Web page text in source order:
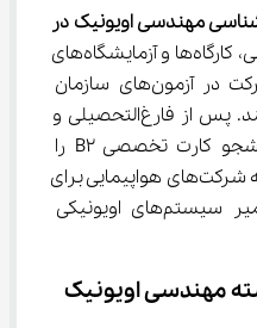
مهندسی اویونیک در
با ارائه آموزش‌های تخصصی، کارگاه‌ها و آزمایشگاه‌های
مجهز، دانشجویان را برای شرکت در آزمون‌های سازمان
هواپیمایی کشوری آماده می‌کنند. پس از فارغ‌التحصیلی و
موفقیت در این آزمون‌ها، دانشجو کارت تخصصی B2 را
دریافت می‌کند که مجوز ورود به شرکت‌های هواپیمایی برای
انجام خدمات نگهداری و تعمیر سیستم‌های اویونیکی
مهندسی اویونیک